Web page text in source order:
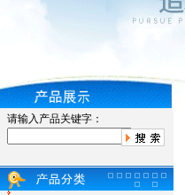
请输入产品关键字：